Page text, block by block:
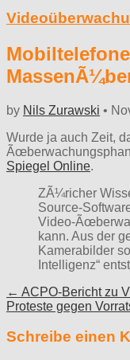
by Nils Zurawski •
Wurde ja auch Zeit,
Spiegel Online.
ZÃ¼richer
Source-
Video-
kann. Aus der
Kamerabilder
Intelligenz“
Post
navigation
← ACPO-Bericht zu
Proteste gegen
Schreibe einen